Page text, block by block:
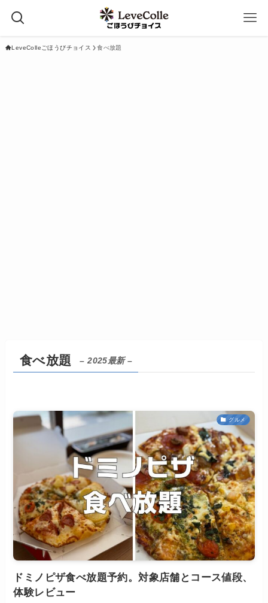
LeveColleごほうびチョイス 食べ放題
食べ放題 – 2025最新 –
グルメ
ドミノピザ食べ放題予約。対象店舗とコース値段、
体験レビュー